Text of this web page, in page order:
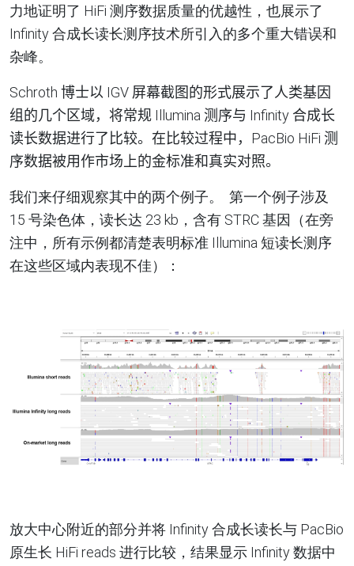
力地证明了 HiFi 测序数据质量的优越性，也展示了
Infinity合成长读长测序技术所引入的多个重大错误和
杂峰。
Schroth 博士以 IGV 屏幕截图的形式展示了人类基因
组的几个区域，将常规 Illumina 测序与 Infinity 合成长
读长数据进行了比较。在比较过程中，PacBio HiFi 测
序数据被用作市场上的金标准和真实对照。
我们来仔细观察其中的两个例子。
第一个例子涉及
15 号染色体，读长达 23 kb，含有 STRC基因（在旁
注中，所有示例都清楚表明标准 Illumina 短读长测序
在这些区域内表现不佳）：
放大中心附近的部分并将 Infinity合成长读长与 PacBio
原生长 HiFi reads 进行比较，结果显示 Infinity数据中